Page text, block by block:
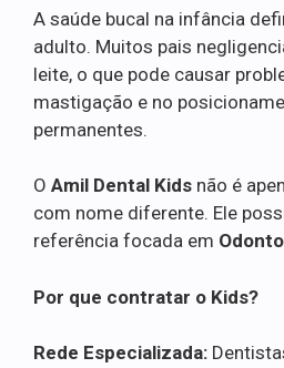
A saúde bucal na infância
adulto. Muitos pais
leite, o que pode causar
mastigação e no
permanentes.
O Amil Dental Kids não é
com nome diferente. Ele
referência focada em
Por que contratar o Kids?
Rede Especializada: